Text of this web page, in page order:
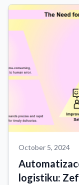
October 5, 2024
logistiku: